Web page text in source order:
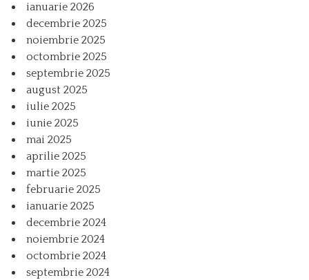
ianuarie 2026
decembrie 2025
noiembrie 2025
octombrie 2025
septembrie 2025
august 2025
iulie 2025
iunie 2025
mai 2025
aprilie 2025
martie 2025
februarie 2025
ianuarie 2025
decembrie 2024
noiembrie 2024
octombrie 2024
septembrie 2024